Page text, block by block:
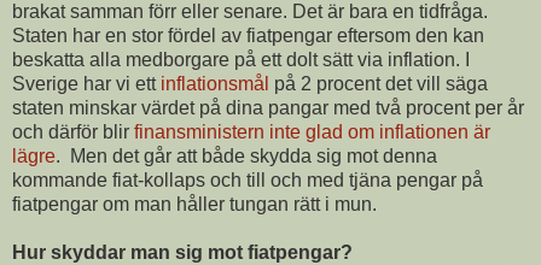
brakat samman förr eller senare. Det är bara en tidfråga.
Staten har en stor fördel av fiatpengar eftersom den kan
beskatta alla medborgare på ett dolt sätt via inflation. I
Sverige har vi ettinflationsmål på 2 procent det vill säga
staten minskar värdet på dina pangar med två procent per år
och därför blir finansministern inte glad om inflationen är
lägre. Men det går att både skydda sig mot denna
kommande fiat-kollaps och till och med tjäna pengar på
fiatpengar om man håller tungan rätt i mun.
Hur skyddar man sig mot fiatpengar?